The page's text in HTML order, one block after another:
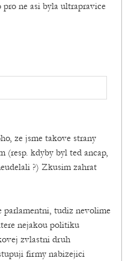
ne asi byla ultrapravice
ze jsme takove strany
(resp. kdyby byl ted ancap,
?) Zkusim zahrat
parlamentni, tudiz nevolime
nejakou politiku
zvlastni druh
firmy nabizejici